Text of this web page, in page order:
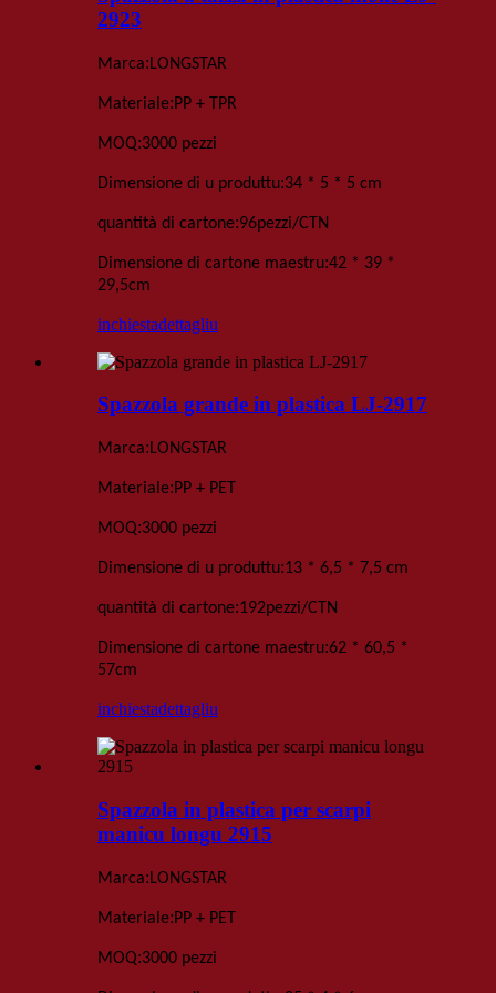
2923
Marca:LONGSTAR
Materiale:PP + TPR
MOQ:3000 pezzi
Dimensione di u produttu:34 * 5 * 5 cm
quantità di cartone:96pezzi/CTN
Dimensione di cartone maestru:42 * 39 *
29,5cm
inchiestadettagliu
Spazzola grande in plastica LJ-2917
Marca:LONGSTAR
Materiale:PP + PET
MOQ:3000 pezzi
Dimensione di u produttu:13 * 6,5 * 7,5 cm
quantità di cartone:192pezzi/CTN
Dimensione di cartone maestru:62 * 60,5 *
57cm
inchiestadettagliu
Spazzola in plastica per scarpi
manicu longu 2915
Marca:LONGSTAR
Materiale:PP + PET
MOQ:3000 pezzi